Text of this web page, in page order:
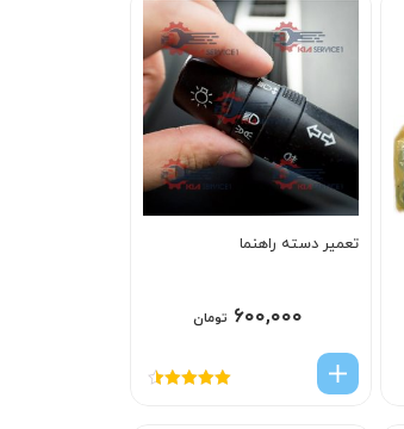
تعمیر دسته راهنما
۶۰۰,۰۰۰ تومان